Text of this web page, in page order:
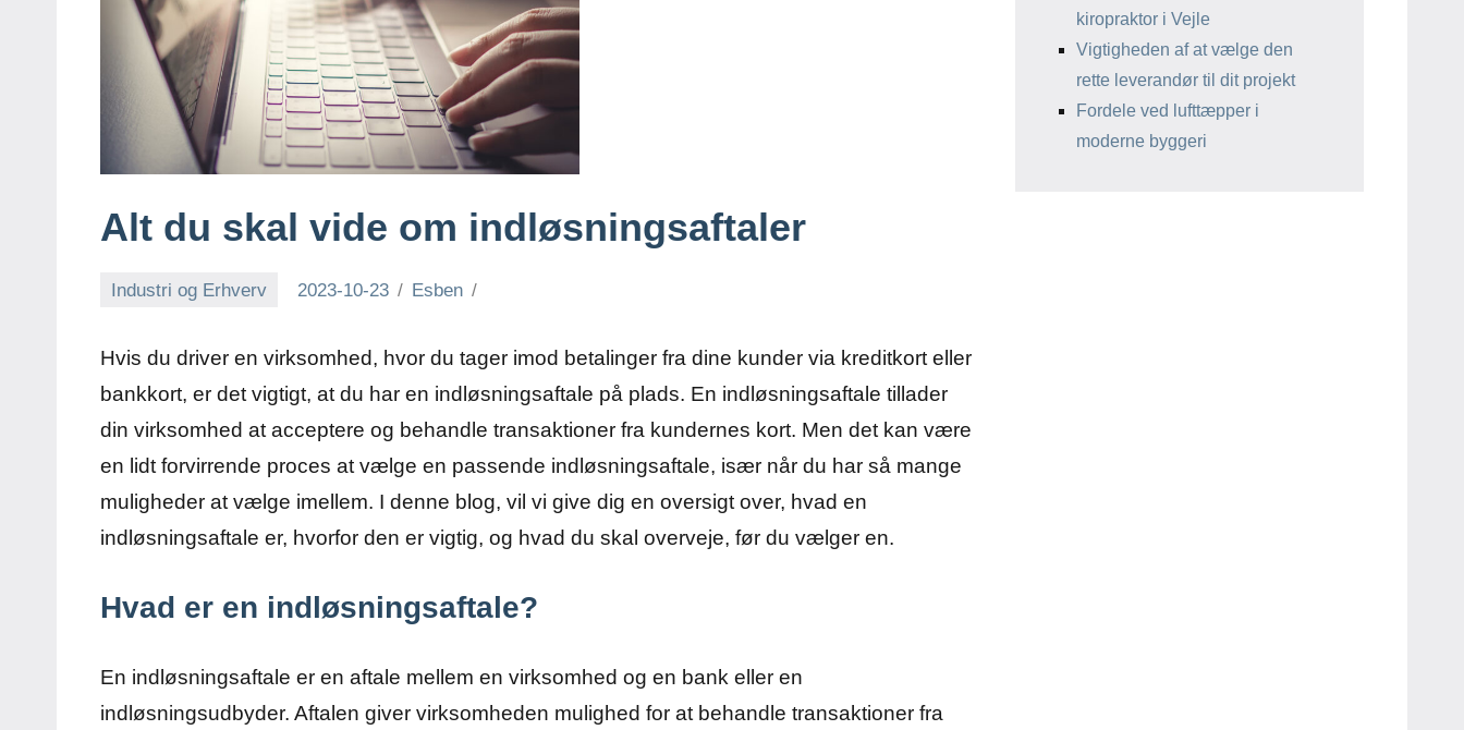
Alt du skal vide om indløsningsaftaler
Industri og Erhverv 2023-10-23 Esben
Hvis du driver en virksomhed, hvor du tager imod betalinger fra dine kunder via kreditkort eller
bankkort, er det vigtigt, at du har en indløsningsaftale på plads. En indløsningsaftale tillader
din virksomhed at acceptere og behandle transaktioner fra kundernes kort. Men det kan være
en lidt forvirrende proces at vælge en passende indløsningsaftale, især når du har så mange
muligheder at vælge imellem. I denne blog, vil vi give dig en oversigt over, hvad en
indløsningsaftale er, hvorfor den er vigtig, og hvad du skal overveje, før du vælger en.
Hvad er en indløsningsaftale?
En indløsningsaftale er en aftale mellem en virksomhed og en bank eller en
indløsningsudbyder. Aftalen giver virksomheden mulighed for at behandle transaktioner fra
kiropraktor i Vejle
Vigtigheden af at vælge den
rette leverandør til dit projekt
Fordele ved lufttæpper i
moderne byggeri